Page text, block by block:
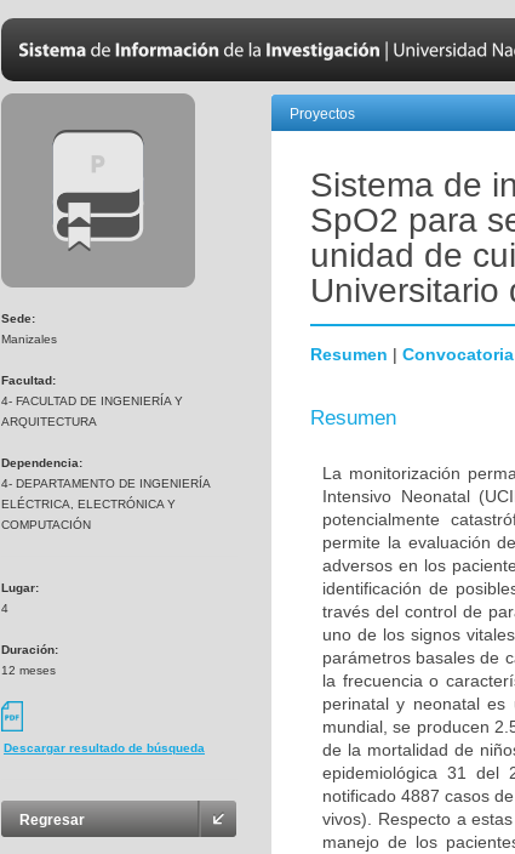
Sede:
Manizales
Facultad:
4- FACULTAD DE INGENIERÍA Y
ARQUITECTURA
Dependencia:
4- DEPARTAMENTO DE INGENIERÍA
ELÉCTRICA, ELECTRÓNICA Y
COMPUTACIÓN
Lugar:
4
Duración:
12 meses
Descargar resultado de búsqueda
Regresar
Proyectos
Sistema de
SpO2 para
unidad de
Universitario
Resumen | Convocatoria
Resumen
La monitorización
Intensivo Neonatal
potencialmente
permite la evaluación
adversos en los
identificación de
través del control de
uno de los signos
parámetros basales de
la frecuencia o
perinatal y neonatal
mundial, se producen
de la mortalidad de
epidemiológica 31 del
notificado 4887 casos
vivos). Respecto a
manejo de los